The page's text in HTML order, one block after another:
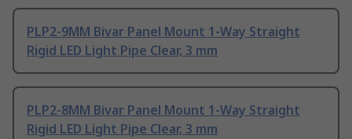
PLP2-9MM Bivar Panel Mount 1-Way Straight
Rigid LED Light Pipe Clear, 3 mm
PLP2-8MM Bivar Panel Mount 1-Way Straight
Rigid LED Light Pipe Clear, 3 mm